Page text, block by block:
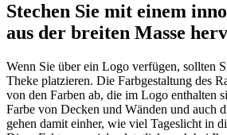
Stechen Sie mit einem
aus der breiten Masse
Wenn Sie über ein Logo verfügen, sollten
Theke platzieren. Die Farbgestaltung des
von den Farben ab, die im Logo enthalten
Farbe von Decken und Wänden und auch
gehen damit einher, wie viel Tageslicht in